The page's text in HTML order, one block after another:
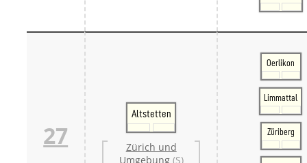
27
Altstetten
Zürich und
Umgebung (S)
Oerlikon
Limmattal
Züriberg